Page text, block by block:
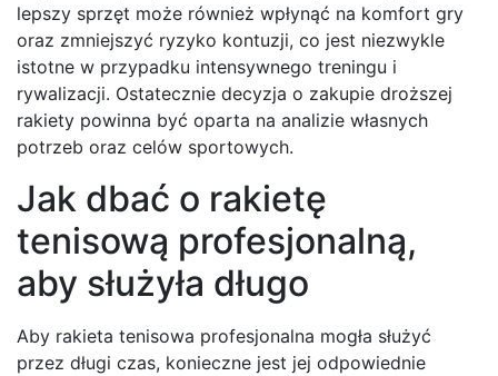
lepszy sprzęt może również wpłynąć na komfort gry
oraz zmniejszyć ryzyko kontuzji, co jest niezwykle
istotne w przypadku intensywnego treningu i
rywalizacji. Ostatecznie decyzja o zakupie droższej
rakiety powinna być oparta na analizie własnych
potrzeb oraz celów sportowych.
Jak dbać o rakietę
tenisową profesjonalną,
aby służyła długo
Aby rakieta tenisowa profesjonalna mogła służyć
przez długi czas, konieczne jest jej odpowiednie